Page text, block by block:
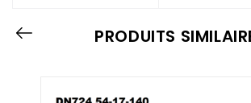
PRODUITS